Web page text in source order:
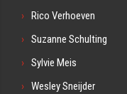
Rico Verhoeven
Suzanne Schulting
Sylvie Meis
Wesley Sneijder